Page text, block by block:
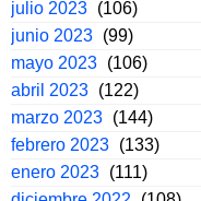
julio 2023 (106)
junio 2023 (99)
mayo 2023 (106)
abril 2023 (122)
marzo 2023 (144)
febrero 2023 (133)
enero 2023 (111)